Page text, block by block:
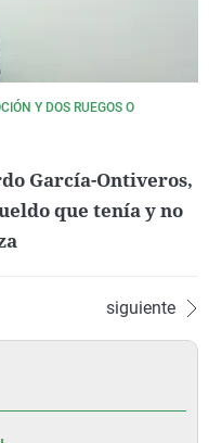
Y DOS RUEGOS O
García-Ontiveros,
que tenía y no
siguiente